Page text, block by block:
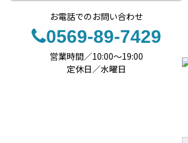
お電話でのお問い合わせ
0569-89-7429
営業時間／10:00〜19:00
定休日／水曜日